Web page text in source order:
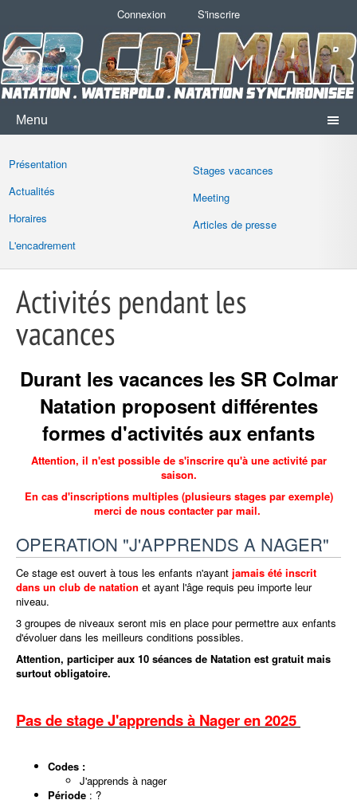
Connexion S'inscrire
Menu
Présentation
Actualités
Horaires
L'encadrement
Stages vacances
Meeting
Articles de presse
Activités pendant les
vacances
Durant les vacances les SR Colmar
Natation proposent différentes
formes d'activités aux enfants
Attention, il n'est possible de s'inscrire qu'à une activité par
saison.
En cas d'inscriptions multiples (plusieurs stages par exemple)
merci de nous contacter par mail.
OPERATION "J'APPRENDS A NAGER"
Ce stage est ouvert à tous les enfants n'ayant jamais été inscrit
dans un club de natation et ayant l'âge requis peu importe leur
niveau.
3 groupes de niveaux seront mis en place pour permettre aux enfants
d'évoluer dans les meilleurs conditions possibles.
Attention, participer aux 10 séances de Natation est gratuit mais
surtout obligatoire.
Pas de stage J'apprends à Nager en 2025
Codes :
J'apprends à nager
Période : ?